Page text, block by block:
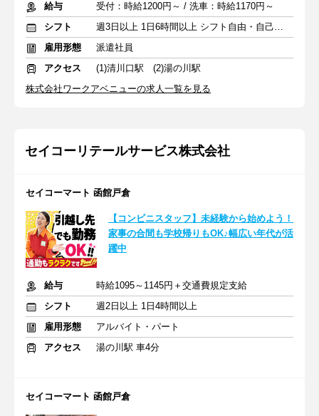
給与
受付：時給1200円～ / 洗車：時給1170円～
シフト
週3日以上 1日6時間以上 シフト自由・自己申告
雇用形態
派遣社員
アクセス
(1)清川口駅 (2)湯の川駅
株式会社ワークアベニューの求人一覧を見る
セイコーリテールサービス株式会社
セイコーマート 函館戸倉
【コンビニスタッフ】未経験から始めよう！
家事の合間も学校帰りもOK♪幅広い年代が活
躍中
給与
時給1095～1145円＋交通費規定支給
シフト
週2日以上 1日4時間以上
雇用形態
アルバイト・パート
アクセス
湯の川駅 車4分
セイコーマート 函館戸倉